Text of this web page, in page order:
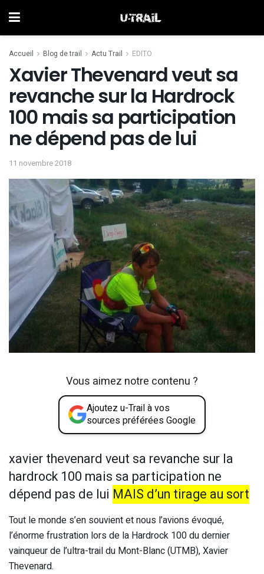
Accueil Blog de trail Actu Trail EDITO
Xavier Thevenard veut sa
revanche sur la Hardrock
100 mais sa participation
ne dépend pas de lui
11 novembre 2018
Vous aimez notre contenu ?
Ajoutez u-Trail à vos
sources préférées Google
xavier thevenard veut sa revanche sur la
hardrock 100 mais sa participation ne
dépend pas de lui MAIS d’un tirage au sort
Tout le monde s’en souvient et nous l’avions évoqué,
l’énorme frustration lors de la Hardrock 100 du dernier
vainqueur de l’ultra-trail du Mont-Blanc (UTMB), Xavier
Thevenard.